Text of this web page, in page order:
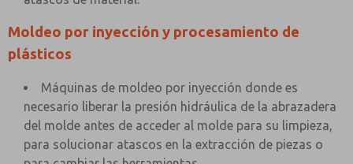
Moldeo por inyección y procesamiento de
plásticos
Máquinas de moldeo por inyección donde es
necesario liberar la presión hidráulica de la abrazadera
del molde antes de acceder al molde para su limpieza,
para solucionar atascos en la extracción de piezas o